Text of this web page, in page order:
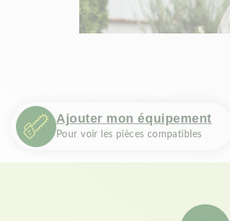
Ajouter mon équipement
Pour voir les pièces compatibles